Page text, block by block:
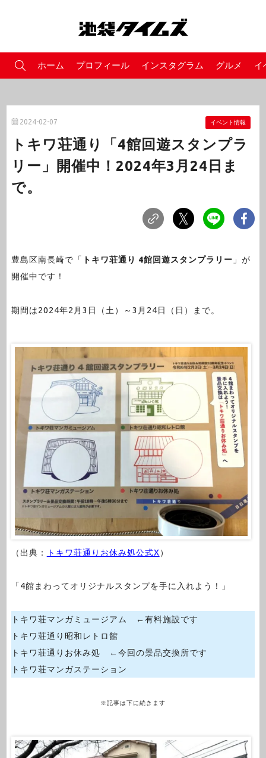
ホーム プロフィール インスタグラム グルメ イ
2024-02-07 イベント情報
トキワ荘通り「4館回遊スタンプラ
リー」開催中！2024年3月24日ま
で。
豊島区南長崎で「 トキワ荘通り 4館回遊スタンプラリー 」が
開催中です！
期間は2024年2月3日（土）～3月24日（日）まで。
（出典： トキワ荘通りお休み処公式X）
「4館まわってオリジナルスタンプを手に入れよう！」
トキワ荘マンガミュージアム ←有料施設です
トキワ荘通り昭和レトロ館
トキワ荘通りお休み処 ←今回の景品交換所です
トキワ荘マンガステーション
※記事は下に続きます